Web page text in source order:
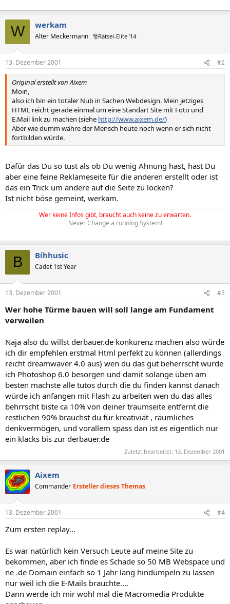
W werkam
Alter Meckermann 🎅Rätsel-Elite ’14
13. Dezember 2001 #2
Original erstellt von Aixem
Moin,
also ich bin ein totaler Nub in Sachen Webdesign. Mein jetziges
HTML reicht gerade einmal um eine Standart Site mit Foto und
E.Mail link zu machen (siehe http://www.aixem.de/)
Aber wie dumm währe der Mensch heute noch wenn er sich nicht
fortbilden würde.
Dafür das Du so tust als ob Du wenig Ahnung hast, hast Du
aber eine feine Reklameseite für die anderen erstellt oder ist
das ein Trick um andere auf die Seite zu locken?
Ist nicht böse gemeint, werkam.
Wer keine Infos gibt, braucht auch keine zu erwarten.
Never Change a running System!
B Bíhhusic
Cadet 1st Year
13. Dezember 2001 #3
Wer hohe Türme bauen will soll lange am Fundament
verweilen
Naja also du willst derbauer.de konkurenz machen also würde
ich dir empfehlen erstmal Html perfekt zu können (allerdings
reicht dreamwaver 4.0 aus) wen du das gut beherrscht würde
ich Photoshop 6.0 besorgen und damit solange üben am
besten machste alle tutos durch die du finden kannst danach
würde ich anfangen mit Flash zu arbeiten wen du das alles
behrrscht biste ca 10% von deiner traumseite entfernt die
restlichen 90% brauchst du für kreativiät , räumliches
denkvermögen, und vorallem spass dan ist es eigentlich nur
ein klacks bis zur derbauer.de
Zuletzt bearbeitet: 13. Dezember 2001
Aixem
Commander Ersteller dieses Themas
13. Dezember 2001 #4
Zum ersten replay...
Es war natürlich kein Versuch Leute auf meine Site zu
bekommen, aber ich finde es Schade so 50 MB Webspace und
ne .de Domain einfach so 1 Jahr lang hindümpeln zu lassen
nur weil ich die E-Mails brauchte....
Dann werde ich mir wohl mal die Macromedia Produkte